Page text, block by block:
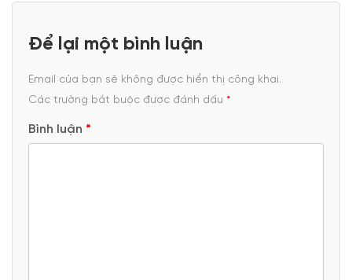
Để lại một bình luận
Email của bạn sẽ không được hiển thị công khai.
Các trường bắt buộc được đánh dấu *
Bình luận *